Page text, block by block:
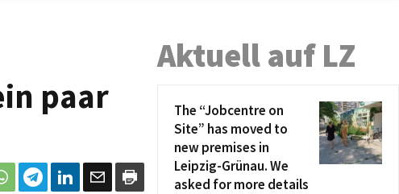
paar
Aktuell auf LZ
The “Jobcentre on
Site” has moved to
new premises in
Leipzig-Grünau. We
asked for more details